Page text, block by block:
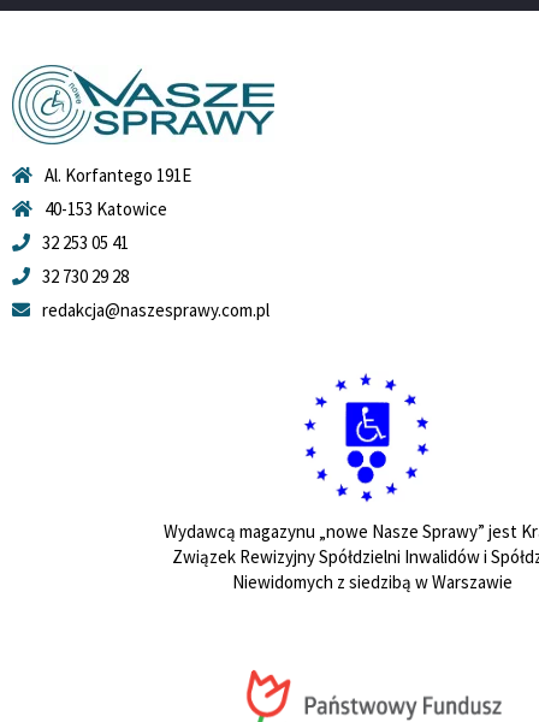
Al. Korfantego 191E
40-153 Katowice
32 253 05 41
32 730 29 28
redakcja@naszesprawy.com.pl
Wydawcą magazynu „nowe Nasze Sprawy” jest
Związek Rewizyjny Spółdzielni Inwalidów i
Niewidomych z siedzibą w Warszawie